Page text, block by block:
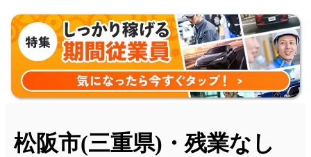
松阪市(三重県)・残業なし